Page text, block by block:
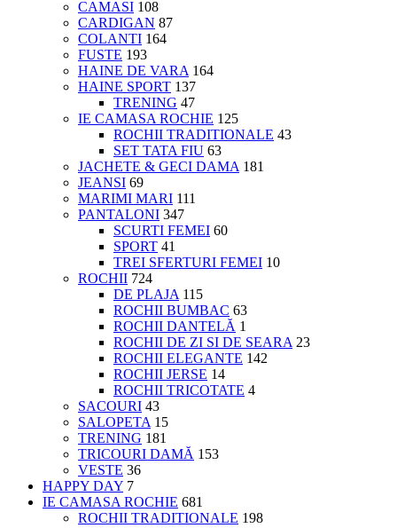
CAMASI 108
CARDIGAN 87
COLANTI 164
FUSTE 193
HAINE DE VARA 164
HAINE SPORT 137
TRENING 47
IE CAMASA ROCHIE 125
ROCHII TRADITIONALE 43
SET TATA FIU 63
JACHETE & GECI DAMA 181
JEANSI 69
MARIMI MARI 111
PANTALONI 347
SCURTI FEMEI 60
SPORT 41
TREI SFERTURI FEMEI 10
ROCHII 724
DE PLAJA 115
ROCHII BUMBAC 63
ROCHII DANTELĂ 1
ROCHII DE ZI SI DE SEARA 23
ROCHII ELEGANTE 142
ROCHII JERSE 14
ROCHII TRICOTATE 4
SACOURI 43
SALOPETA 15
TRENING 181
TRICOURI DAMĂ 153
VESTE 36
HAPPY DAY 7
IE CAMASA ROCHIE 681
ROCHII TRADITIONALE 198